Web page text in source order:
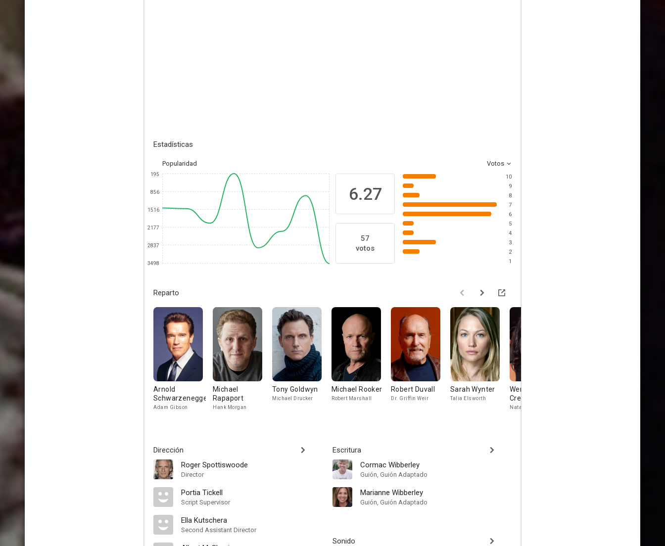
Estadísticas
Popularidad Votos
195
856
1516
2177
2837
3498
6.27
57
votos
10
9
8
7
6
5
4
3
2
1
Reparto
Arnold
Schwarzenegger
Adam Gibson
Michael
Rapaport
Hank Morgan
Tony Goldwyn
Michael Drucker
Michael Rooker
Robert Marshall
Robert Duvall
Dr. Griffin Weir
Sarah Wynter
Talia Elsworth
Wendy
Crewson
Natalie Gibson
Dirección
Roger Spottiswoode
Director
Portia Tickell
Script Supervisor
Ella Kutschera
Second Assistant Director
Escritura
Cormac Wibberley
Guión, Guión Adaptado
Marianne Wibberley
Guión, Guión Adaptado
Sonido